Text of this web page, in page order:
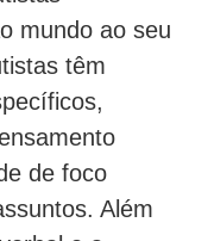
mundo ao seu
têm
de foco
Além